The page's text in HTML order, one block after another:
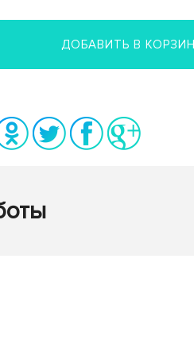
ДОБАВИТЬ В